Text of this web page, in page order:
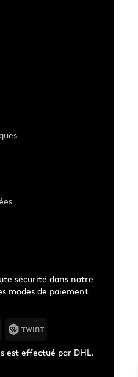
sécurité dans notre
modes de paiement
est effectué par DHL.